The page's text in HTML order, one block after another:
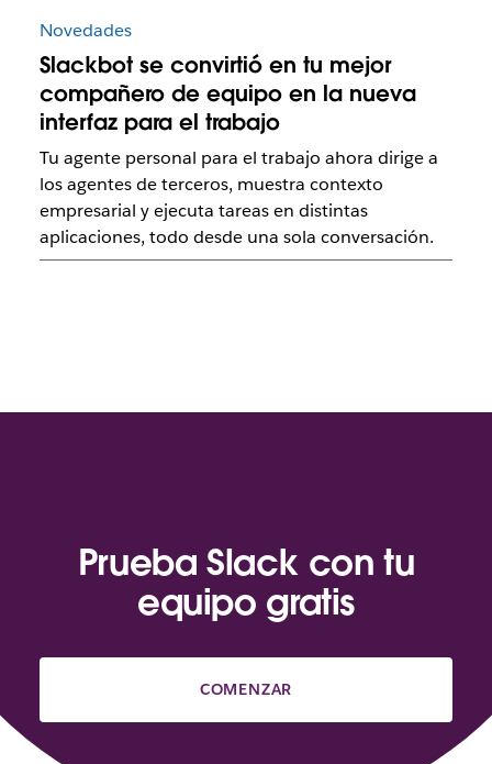
Novedades
Slackbot se convirtió en tu mejor
compañero de equipo en la nueva
interfaz para el trabajo
Tu agente personal para el trabajo ahora dirige a
los agentes de terceros, muestra contexto
empresarial y ejecuta tareas en distintas
aplicaciones, todo desde una sola conversación.
Prueba Slack con tu
equipo gratis
COMENZAR